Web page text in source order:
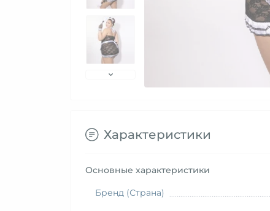
Характеристики
Основные характеристики
Бренд (Страна)